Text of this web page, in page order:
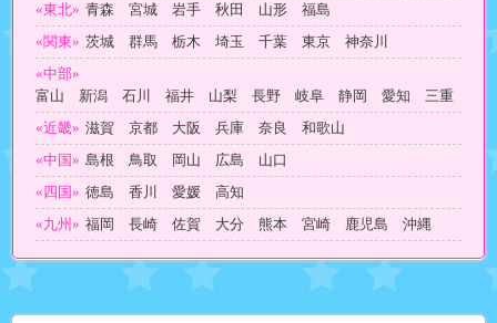
«東北» 青森 宮城 岩手 秋田 山形 福島
«関東» 茨城 群馬 栃木 埼玉 千葉 東京 神奈川
«中部»
富山 新潟 石川 福井 山梨 長野 岐阜 静岡 愛知 三重
«近畿» 滋賀 京都 大阪 兵庫 奈良 和歌山
«中国» 島根 鳥取 岡山 広島 山口
«四国» 徳島 香川 愛媛 高知
«九州» 福岡 長崎 佐賀 大分 熊本 宮崎 鹿児島 沖縄